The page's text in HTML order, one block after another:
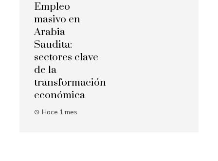
Empleo
masivo en
Arabia
Saudita:
sectores clave
de la
transformación
económica
Hace 1 mes